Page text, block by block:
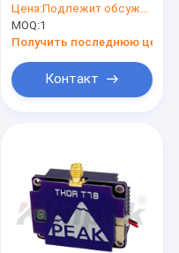
каналами и
сверхдальним
радиусом действия
Модуль
Цена:Подлежит обсуждению
MOQ:1
Получить последнюю цену
Контакт